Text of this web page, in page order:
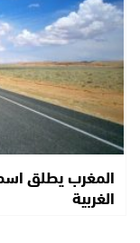
المغرب يطلق
الغربية